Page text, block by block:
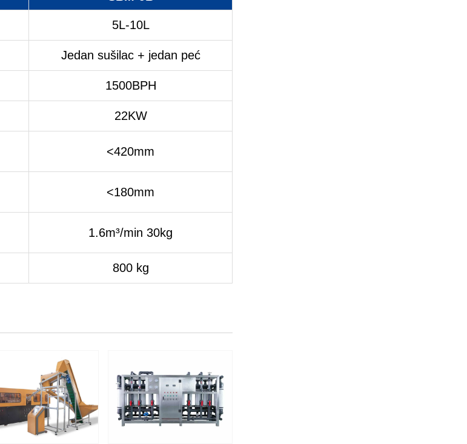
5L-10L
Jedan sušilac + jedan peć
1500BPH
22KW
<420mm
<180mm
1.6m³/min 30kg
800 kg